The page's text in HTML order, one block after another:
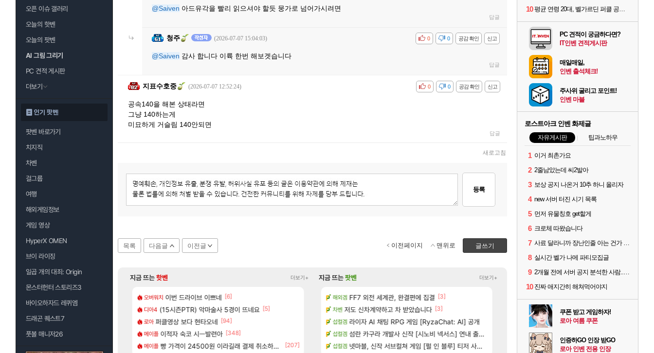
오픈 이슈 갤러리
오늘의 핫벤
오늘의 팟벤
AI 그림 그리기
PC 견적 게시판
더보기
인기 팟벤
팟벤 바로가기
치지직
차벤
걸그룹
여행
해외게임정보
게임 영상
HyperX OMEN
브이 라이징
일곱 개의 대죄: Origin
몬스터헌터 스토리즈3
바이오하자드 레퀴엠
드래곤 퀘스트7
풋볼 매니저26
@Saiven 아드유각을 빨리 읽으셔야 할듯 뭉가로 넘어가시려면
답글
청주 (2026-07-07 15:04:03) 신고
공감 확인
비공감 0
0
@Saiven 감사 합니다 이륙 한번 해보겟습니다
답글
지표수호중 (2026-07-07 12:52:24) 신고
공감 확인
비공감 0
0
공속140을 해본 상태라면
그냥 140하는게
미묘하게 거슬림 140안되면
답글
새로고침
등록
목록 다음글 이전글 글쓰기
이전페이지 맨위로
지금 뜨는핫벤 더보기+
이트메어 TOP 10 직업별 분포
저격했습니다! [98]
오버워치 이번 드라이브 이쁘네 [6]
디아4 (15시즌PTR) 악마술사 5경이 뜨네요 [5]
로아 퍼클영상 보다 현타오네 [94]
메이플 이적자 숙코 시ㅡ발련아 [348]
메이플 빵 가격이 24500원 이라길래 결제 취소하고 나왔다 [207]
디아4 Ssf 정의를 내려 버린 디시인 [6]
LoL 야동 투척하고 간다 [14]
메이플 게이머라면 필수로 알아야 할 것 [116]
로아 100:8 보다 효율이 좋은 상향된 아제나 ㄷㄷ
[102]
메이플 빵값 문의 후기 [83]
메이플 우리 나라의 주적은??
벨가 하드 찐 투력컷 [35]
벨가르딘 나이트메어 TOP 10 직업별 분포
챌린저#77777 저격했습니다!
벨가르딘 맛본 시점 민심 췤 [79]
지금 뜨는팟벤 더보기+
2판 ‘몬헌 와일즈’, 30~40fps 목표 추정
트 때는 로비에 온라인 기능이 있는데
여행 7년만에 가족여행을 다녀왔습니다.
아스오라 「에린」 컨셉 포스터 공개
비스트 쿠를 먼저 보내서 기습하는 법
비스트 비스트 오브 리인카네이션 정보/공략글 모음
리싱크드 리싱크드 1.06 패치노트 (8/5)
해외겜 FF7 외전 세계관, 완결편에 집결 [3]
차벤 저도 신차계약하고 차 받았습니다 [3]
섭컬겜 라이자 AI 채팅 RPG 게임 [RyzaChat: AI] 공개
섭컬겜 섬란 카구라 개발사 신작 [시노비 넥서스] 연내 출시 예정
섭컬겜 넷마블, 신작 서브컬쳐 게임 [펄 인 블루] 티저 사이트 오픈
비스트 챕터별 길찾기/지도 공략 (1 ~ 12장)
아주프로 4컷 만화 | 야간 보초는 너무 힘들어
스위치2판 ‘몬헌 와일즈’, 30~40fps 목표 추
리밋제로 테스트 때는 로비에 온라인 기능이 있는데
비스트 오브 리인카네이션 오픈 트레일러
10 평균 연령 20대, 벨가르딘 퍼클 공대 '영로티'를 만나다
PC 견적이 궁금하다면?
IT인벤 견적게시판
매일매일,
인벤 출석체크!
주사위 굴리고 포인트!
인벤 마블
로스트아크 인벤 화제글
자유게시판 팁과노하우
1 이거 최촌가요
2 2줄남았는데 씨2발아
3 보상 공지 나온거 10추 하니 올리자
4 new 서버 터진 시기 목록
5 먼저 유물칭호 get할게
6 크로체 따왔습니다
7 사료 달라니까 장난인줄 아는 건가 ㅋㅋ
8 실시간 벨가 나메 파티모집글
9 2개월 전에 서버 공지 분석한 사람...jpg
10 진짜 애지간히 해쳐먹어야지
쿠폰 받고 게임하자!
로아 여름 쿠폰
인증하GO 인장 받GO
로아 인벤 전용 인장